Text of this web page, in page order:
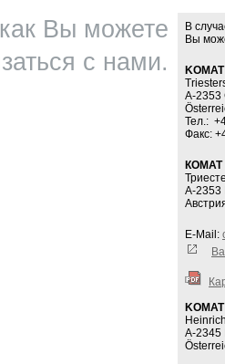
Вы можете
с нами.
В
Вы
A-2353
Тел.:
Факс:
КОМАТ
А-2353
E-Mail:
A-2345